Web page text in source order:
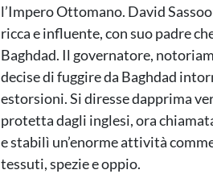
l’Impero Ottomano. David
ricca e influente, con suo padre
Baghdad. Il governatore,
decise di fuggire da Baghdad
estorsioni. Si diresse dapprima
protetta dagli inglesi, ora
e stabilì un’enorme attività
tessuti, spezie e oppio.